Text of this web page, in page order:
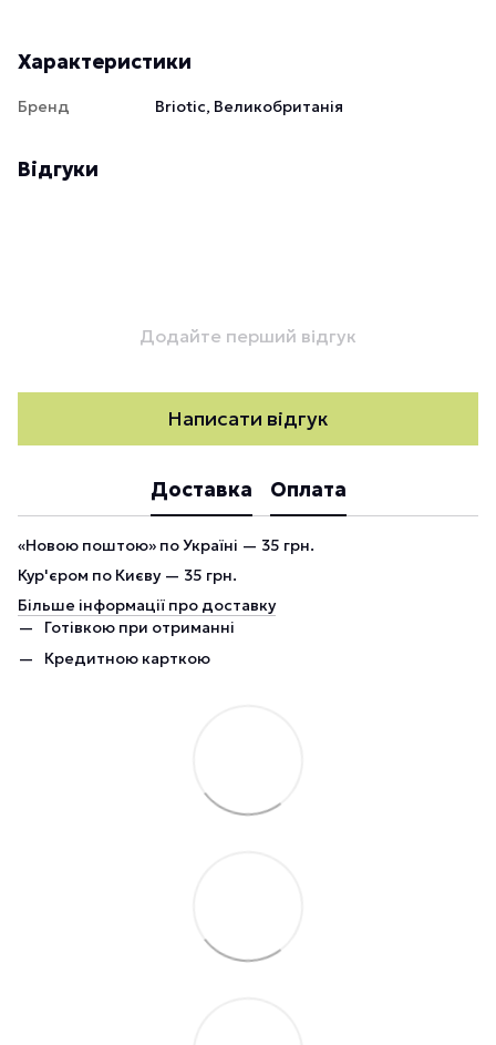
Характеристики
Бренд Briotic, Великобританія
Відгуки
Додайте перший відгук
Написати відгук
Доставка Оплата
«Новою поштою» по Україні — 35 грн.
Кур'єром по Києву — 35 грн.
Більше інформації про доставку
Готівкою при отриманні
Кредитною карткою